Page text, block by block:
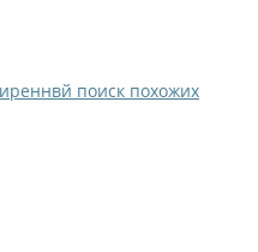
поиск похожих